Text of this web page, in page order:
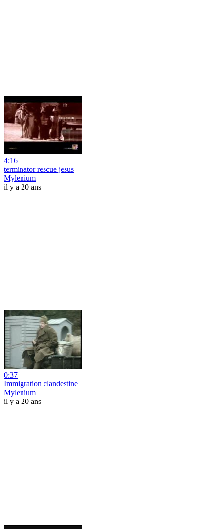
4:16
terminator rescue jesus
Mylenium
il y a 20 ans
0:37
Immigration clandestine
Mylenium
il y a 20 ans